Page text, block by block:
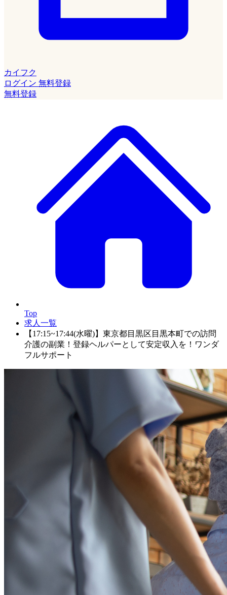
カイフク
ログイン 無料登録
無料登録
Top
求人一覧
【17:15~17:44(水曜)】東京都目黒区目黒本町での訪問
介護の副業！登録ヘルパーとして安定収入を！ワンダ
フルサポート